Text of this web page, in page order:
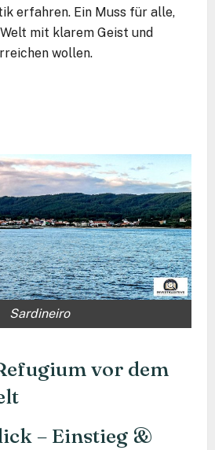
erfahren. Ein Muss für alle,
mit klarem Geist und
wollen.
Sardineiro
vor dem
– Einstieg &